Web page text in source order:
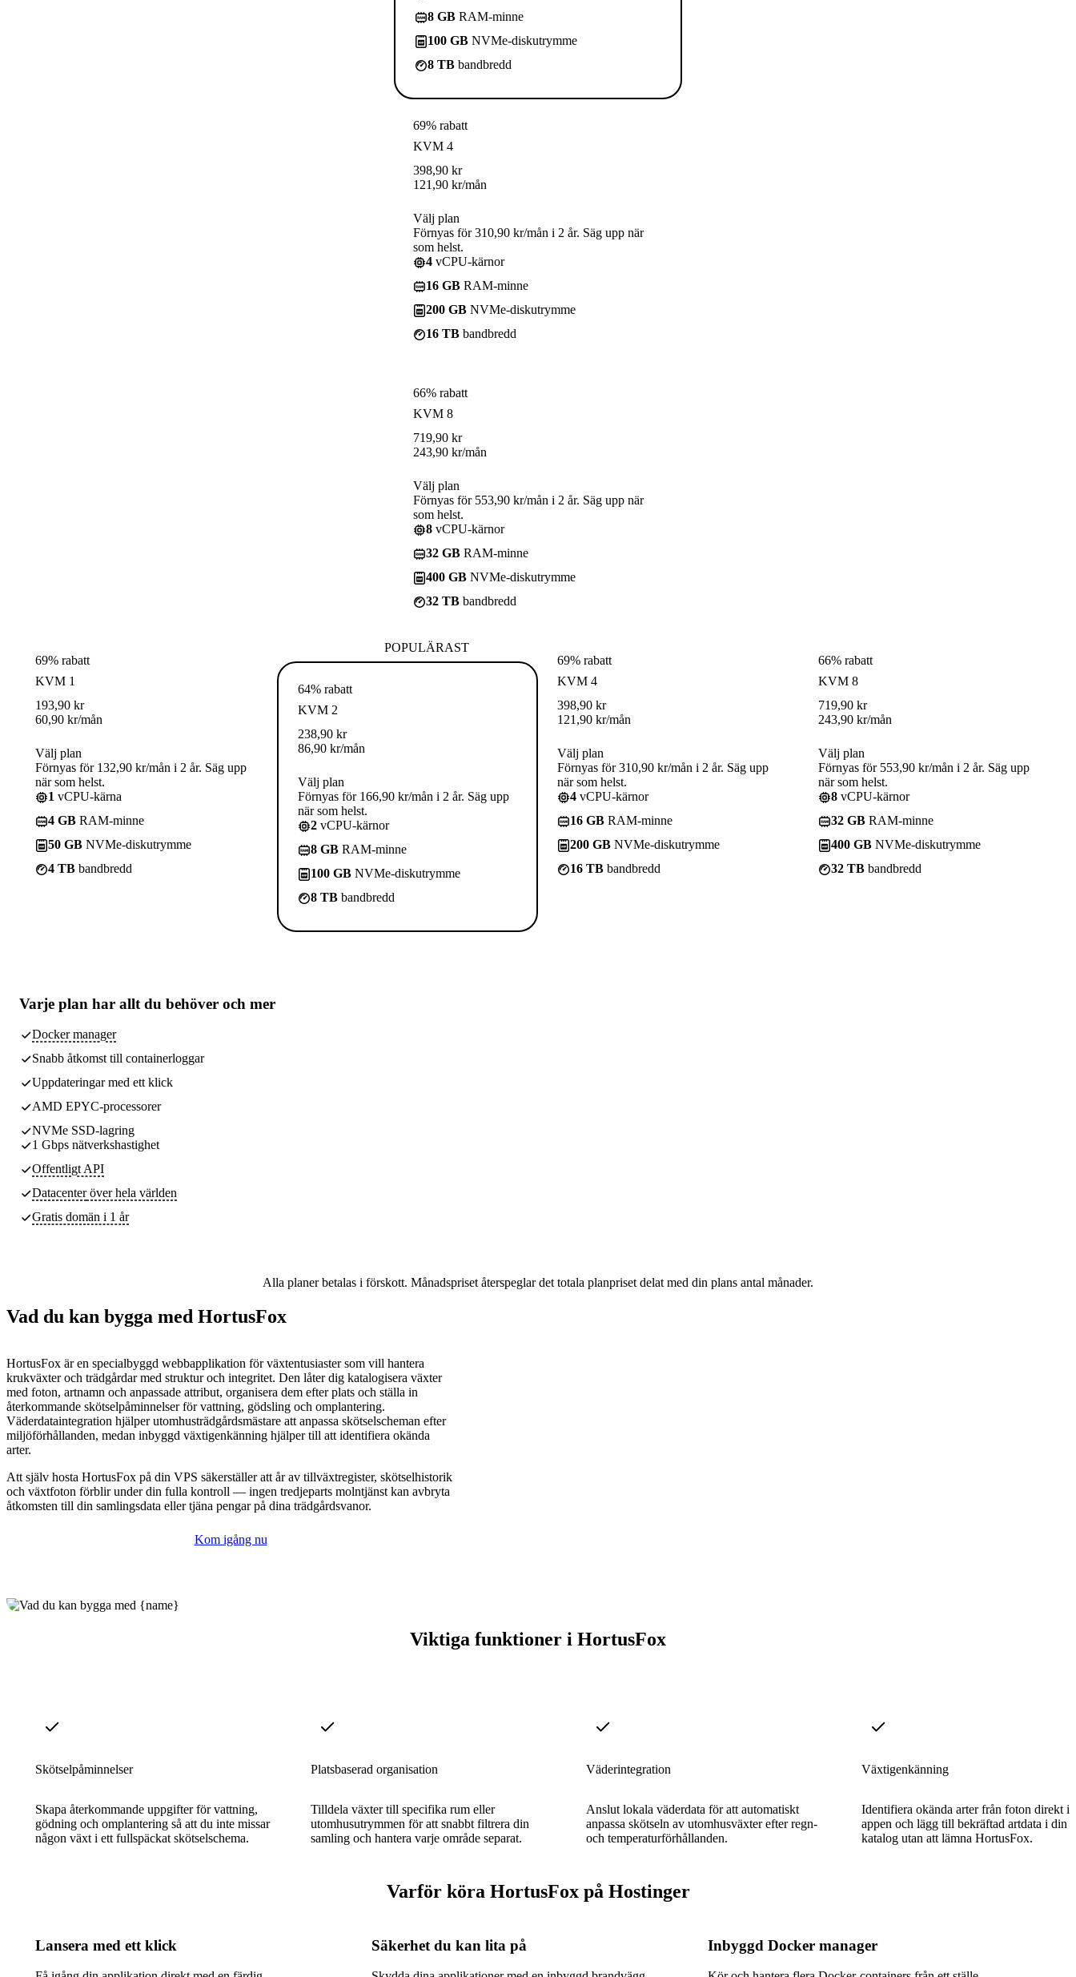
8 GB RAM-minne
100 GB NVMe-diskutrymme
8 TB bandbredd
69% rabatt
KVM 4
398,90 kr
121,90 kr/mån
Välj plan
Förnyas för 310,90 kr/mån i 2 år. Säg upp när
som helst.
4 vCPU-kärnor
16 GB RAM-minne
200 GB NVMe-diskutrymme
16 TB bandbredd
66% rabatt
KVM 8
719,90 kr
243,90 kr/mån
Välj plan
Förnyas för 553,90 kr/mån i 2 år. Säg upp när
som helst.
8 vCPU-kärnor
32 GB RAM-minne
400 GB NVMe-diskutrymme
32 TB bandbredd
69% rabatt
KVM 1
193,90 kr
60,90 kr/mån
Välj plan
Förnyas för 132,90 kr/mån i 2 år. Säg upp
när som helst.
1 vCPU-kärna
4 GB RAM-minne
50 GB NVMe-diskutrymme
4 TB bandbredd
POPULÄRAST
64% rabatt
KVM 2
238,90 kr
86,90 kr/mån
Välj plan
Förnyas för 166,90 kr/mån i 2 år. Säg upp
när som helst.
2 vCPU-kärnor
8 GB RAM-minne
100 GB NVMe-diskutrymme
8 TB bandbredd
69% rabatt
KVM 4
398,90 kr
121,90 kr/mån
Välj plan
Förnyas för 310,90 kr/mån i 2 år. Säg upp
när som helst.
4 vCPU-kärnor
16 GB RAM-minne
200 GB NVMe-diskutrymme
16 TB bandbredd
66% rabatt
KVM 8
719,90 kr
243,90 kr/mån
Välj plan
Förnyas för 553,90 kr/mån i 2 år. Säg upp
när som helst.
8 vCPU-kärnor
32 GB RAM-minne
400 GB NVMe-diskutrymme
32 TB bandbredd
Varje plan har allt du behöver och mer
Docker manager
Snabb åtkomst till containerloggar
Uppdateringar med ett klick
AMD EPYC-processorer
NVMe SSD-lagring
1 Gbps nätverkshastighet
Offentligt API
Datacenteröver hela världen
Gratis domän i 1 år
Alla planer betalas i förskott. Månadspriset återspeglar det totala planpriset delat med din plans antal månader.
Vad du kan bygga med HortusFox
HortusFox är en specialbyggd webbapplikation för växtentusiaster som vill hantera
krukväxter och trädgårdar med struktur och integritet. Den låter dig katalogisera växter
med foton, artnamn och anpassade attribut, organisera dem efter plats och ställa in
återkommande skötselpåminnelser för vattning, gödsling och omplantering.
Väderdataintegration hjälper utomhusträdgårdsmästare att anpassa skötselscheman efter
miljöförhållanden, medan inbyggd växtigenkänning hjälper till att identifiera okända
arter.
Att själv hosta HortusFox på din VPS säkerställer att år av tillväxtregister, skötselhistorik
och växtfoton förblir under din fulla kontroll — ingen tredjeparts molntjänst kan avbryta
åtkomsten till din samlingsdata eller tjäna pengar på dina trädgårdsvanor.
Kom igång nu
Viktiga funktioner i HortusFox
Skötselpåminnelser
Skapa återkommande uppgifter för vattning,
gödning och omplantering så att du inte missar
någon växt i ett fullspäckat skötselschema.
Platsbaserad organisation
Tilldela växter till specifika rum eller
utomhusutrymmen för att snabbt filtrera din
samling och hantera varje område separat.
Väderintegration
Anslut lokala väderdata för att automatiskt
anpassa skötseln av utomhusväxter efter regn-
och temperaturförhållanden.
Växtigenkänning
Identifiera okända arter från foton direkt i
appen och lägg till bekräftad artdata i din
katalog utan att lämna HortusFox.
Varför köra HortusFox på Hostinger
Lansera med ett klick Säkerhet du kan lita på Inbyggd Docker manager